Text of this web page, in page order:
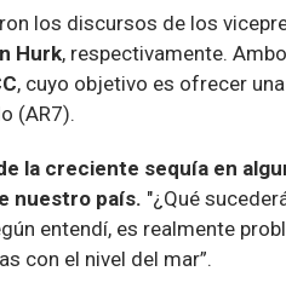
los discursos de los
Hurk, respectivamente.
, cuyo objetivo es ofrecer
(AR7).
la creciente sequía en
nuestro país. "¿Qué
entendí, es realmente
con el nivel del mar”.